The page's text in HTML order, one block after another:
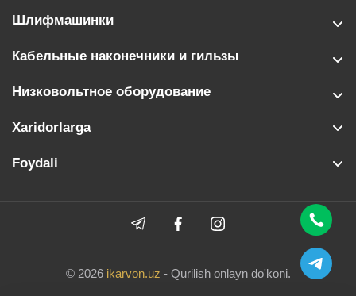
Шлифмашинки
Кабельные наконечники и гильзы
Низковольтное оборудование
Xaridorlarga
Foydali
© 2026 ikarvon.uz - Qurilish onlayn do'koni.